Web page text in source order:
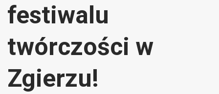
festiwalu
twórczości w
Zgierzu!